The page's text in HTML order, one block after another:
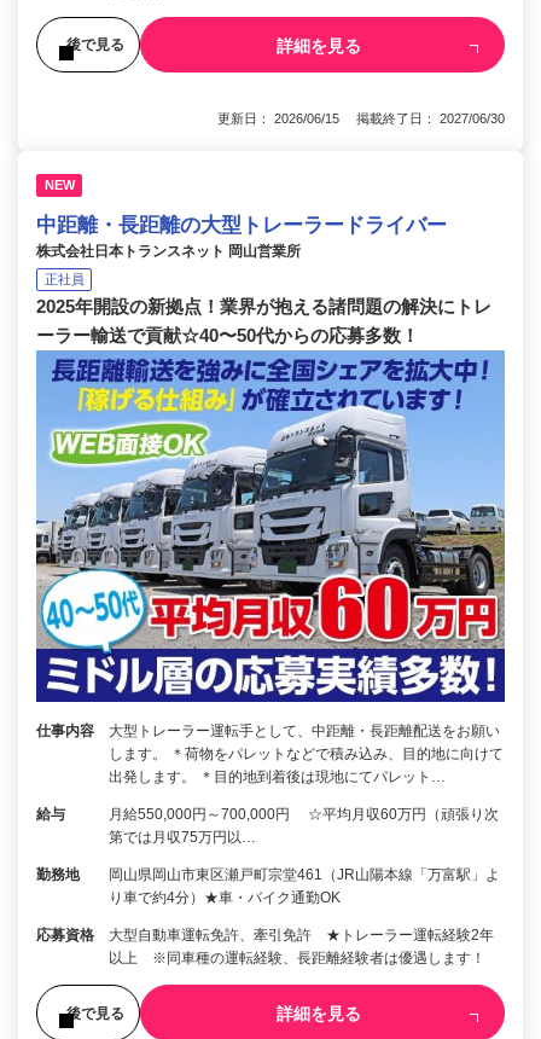
後で見る 詳細を見る
更新日： 2026/06/15 掲載終了日： 2027/06/30
NEW
中距離・長距離の大型トレーラードライバー
株式会社日本トランスネット 岡山営業所
正社員
2025年開設の新拠点！業界が抱える諸問題の解決にトレ
ーラー輸送で貢献☆40〜50代からの応募多数！
仕事内容
大型トレーラー運転手として、中距離・長距離配送をお願い
します。 ＊荷物をパレットなどで積み込み、目的地に向けて
出発します。 ＊目的地到着後は現地にてパレット…
給与
月給550,000円～700,000円 ☆平均月収60万円（頑張り次
第では月収75万円以…
勤務地
岡山県岡山市東区瀬戸町宗堂461（JR山陽本線「万富駅」よ
り車で約4分）★車・バイク通勤OK
応募資格
大型自動車運転免許、牽引免許 ★トレーラー運転経験2年
以上 ※同車種の運転経験、長距離経験者は優遇します！
後で見る 詳細を見る